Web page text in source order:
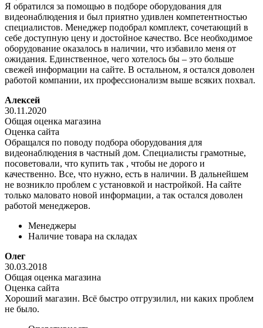
Я обратился за помощью в подборе оборудования для
видеонаблюдения и был приятно удивлен компетентностью
специалистов. Менеджер подобрал комплект, сочетающий в
себе доступную цену и достойное качество. Все необходимое
оборудование оказалось в наличии, что избавило меня от
ожидания. Единственное, чего хотелось бы – это больше
свежей информации на сайте. В остальном, я остался доволен
работой компании, их профессионализм выше всяких похвал.
Алексей
30.11.2020
Общая оценка магазина
Оценка сайта
Обращался по поводу подбора оборудования для
видеонаблюдения в частный дом. Специалисты грамотные,
посоветовали, что купить так , чтобы не дорого и
качественно. Все, что нужно, есть в наличии. В дальнейшем
не возникло проблем с установкой и настройкой. На сайте
только маловато новой информации, а так остался доволен
работой менеджеров.
Менеджеры
Наличие товара на складах
Олег
30.03.2018
Общая оценка магазина
Оценка сайта
Хороший магазин. Всё быстро отгрузилил, ни каких проблем
не было.